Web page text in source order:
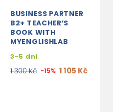
BUSINESS PARTNER
B2+ TEACHER’S
BOOK WITH
MYENGLISHLAB
3-5 dní
1 300 Kč -15% 1 105 Kč